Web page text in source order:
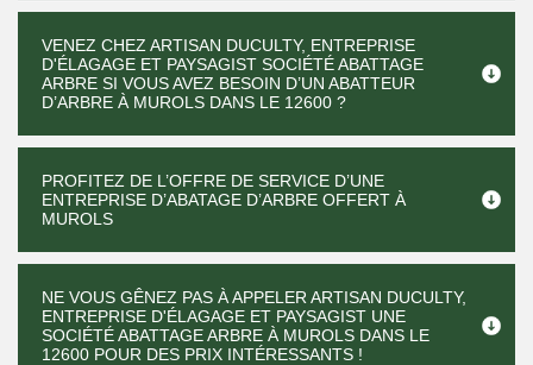
VENEZ CHEZ ARTISAN DUCULTY, ENTREPRISE
D'ÉLAGAGE ET PAYSAGIST SOCIÉTÉ ABATTAGE
ARBRE SI VOUS AVEZ BESOIN D’UN ABATTEUR
D’ARBRE À MUROLS DANS LE 12600 ?
PROFITEZ DE L’OFFRE DE SERVICE D’UNE
ENTREPRISE D’ABATAGE D’ARBRE OFFERT À
MUROLS
NE VOUS GÊNEZ PAS À APPELER ARTISAN DUCULTY,
ENTREPRISE D'ÉLAGAGE ET PAYSAGIST UNE
SOCIÉTÉ ABATTAGE ARBRE À MUROLS DANS LE
12600 POUR DES PRIX INTÉRESSANTS !